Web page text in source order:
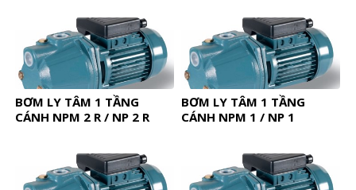
BƠM LY TÂM 1 TẦNG
CÁNH NPM 2 R / NP 2 R
BƠM LY TÂM 1 TẦNG
CÁNH NPM 1 / NP 1